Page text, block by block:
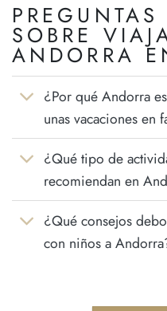
SOBRE
ANDORRA
¿Por qué Andorra
unas vacaciones en
¿Qué tipo de
recomiendan en
¿Qué consejos
con niños a